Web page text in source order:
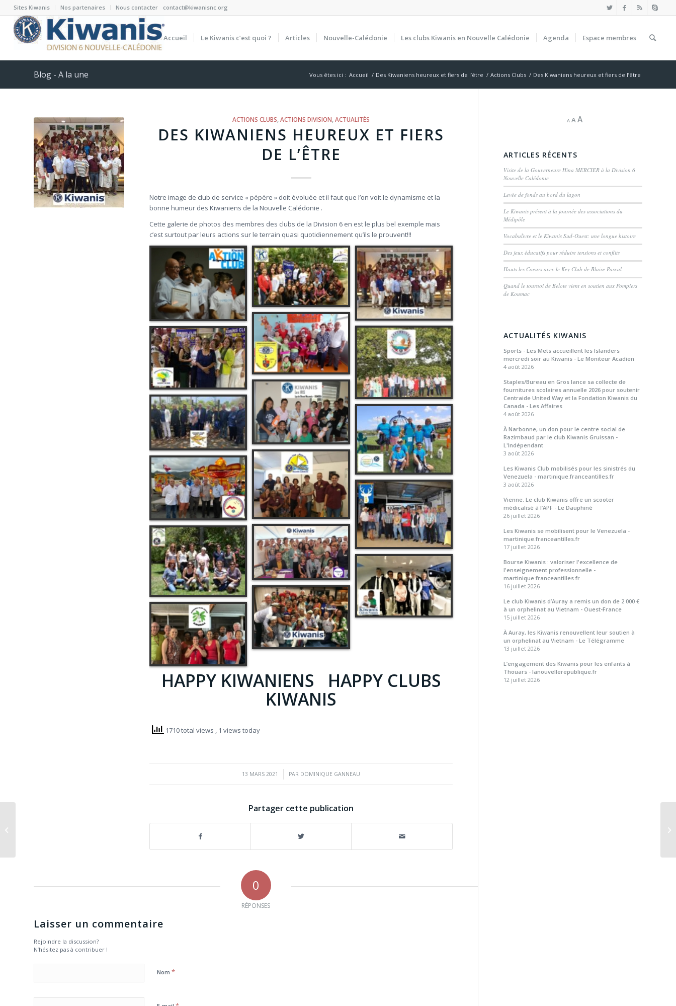
Sites Kiwanis Nos partenaires Nous contacter contact@kiwanisnc.org
Accueil Le Kiwanis c’est quoi ? Articles Nouvelle-Calédonie Les clubs Kiwanis en Nouvelle Calédonie Agenda Espace membres
Blog - A la une Vous êtes ici : Accueil / Des Kiwaniens heureux et fiers de l’être / Actions Clubs / Des Kiwaniens heureux et fiers de l’être
ACTIONS CLUBS ,ACTIONS DIVISION ,ACTUALITÉS
DES KIWANIENS HEUREUX ET FIERS
DE L’ÊTRE
Notre image de club de service « pépère » doit évoluée et il faut que l’on voit le dynamisme et la
bonne humeur des Kiwaniens de la Nouvelle Calédonie .
Cette galerie de photos des membres des clubs de la Division 6 en est le plus bel exemple mais
c’est surtout par leurs actions sur le terrain quasi quotidiennement qu’ils le prouvent!!!
HAPPY KIWANIENS HAPPY CLUBS
KIWANIS
1710 total views , 1 views today
13 MARS 2021
/ PAR DOMINIQUE GANNEAU
Partager cette publication
0
RÉPONSES
Laisser un commentaire
Rejoindre la discussion?
N’hésitez pas à contribuer !
Nom *
A AA
ARTICLES RÉCENTS
Visite de la Gouverneure Hina MERCIER à la Division 6
Nouvelle Calédonie
Levée de fonds au bord du lagon
Le Kiwanis présent à la journée des associations du
Médipôle
Vocabulivre et le Kiwanis Sud-Ouest: une longue histoire
Des jeux éducatifs pour réduire tensions et conflits
Hauts les Coeurs avec le Key Club de Blaise Pascal
Quand le tournoi de Belote vient en soutien aux Pompiers
de Koumac
ACTUALITÉS KIWANIS
Sports - Les Mets accueillent les Islanders
mercredi soir au Kiwanis - Le Moniteur Acadien
4 août 2026
Staples/Bureau en Gros lance sa collecte de
fournitures scolaires annuelle 2026 pour soutenir
Centraide United Way et la Fondation Kiwanis du
Canada - Les Affaires
4 août 2026
À Narbonne, un don pour le centre social de
Razimbaud par le club Kiwanis Gruissan -
L'Indépendant
3 août 2026
Les Kiwanis Club mobilisés pour les sinistrés du
Venezuela - martinique.franceantilles.fr
3 août 2026
Vienne. Le club Kiwanis offre un scooter
médicalisé à l’APF - Le Dauphiné
26 juillet 2026
Les Kiwanis se mobilisent pour le Venezuela -
martinique.franceantilles.fr
17 juillet 2026
Bourse Kiwanis : valoriser l'excellence de
l'enseignement professionnelle -
martinique.franceantilles.fr
16 juillet 2026
Le club Kiwanis d’Auray a remis un don de 2 000 €
à un orphelinat au Vietnam - Ouest-France
15 juillet 2026
À Auray, les Kiwanis renouvellent leur soutien à
un orphelinat au Vietnam - Le Télégramme
13 juillet 2026
L’engagement des Kiwanis pour les enfants à
Thouars - lanouvellerepublique.fr
12 juillet 2026